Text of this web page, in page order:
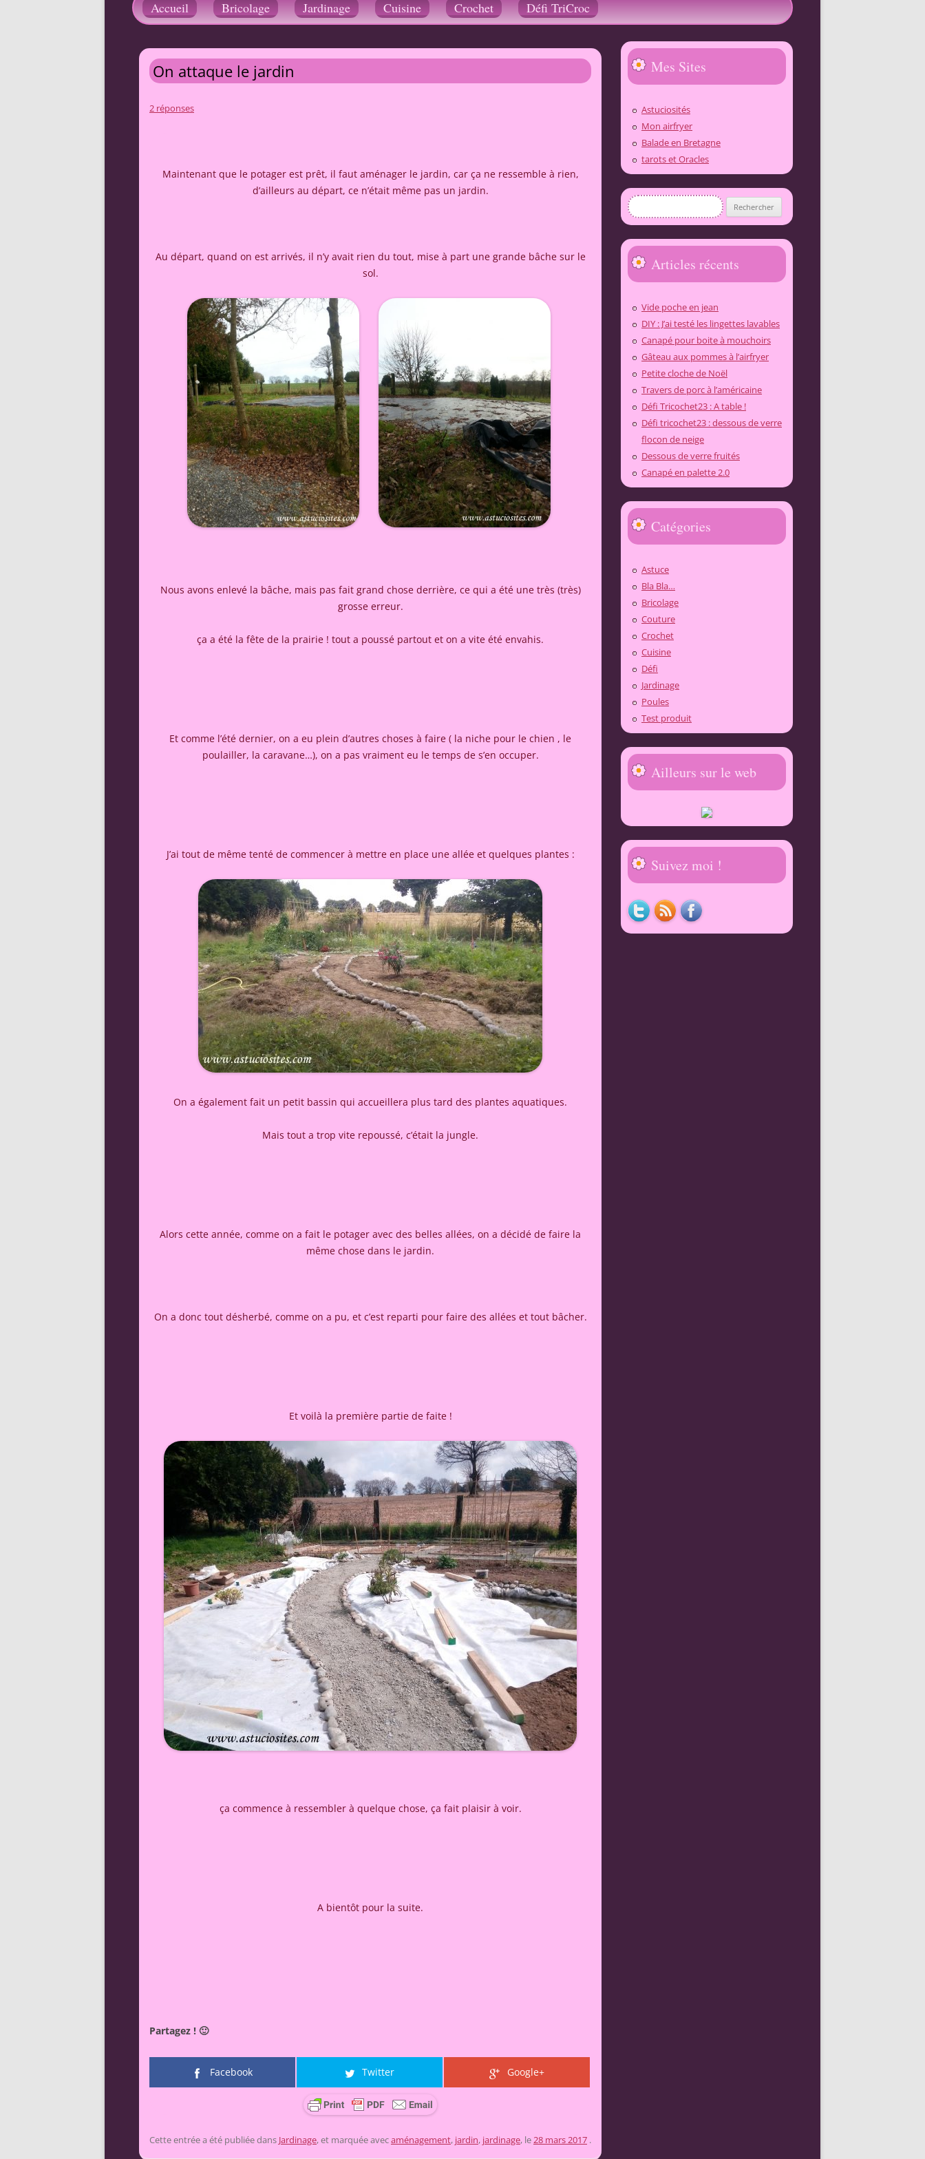
au
contenu
Accueil Bricolage Jardinage Cuisine Crochet Défi TriCroc
On attaque le jardin
2 réponses
Maintenant que le potager est prêt, il faut aménager le jardin, car ça ne ressemble à rien,
d’ailleurs au départ, ce n’était même pas un jardin.
Au départ, quand on est arrivés, il n’y avait rien du tout, mise à part une grande bâche sur le
sol.
Nous avons enlevé la bâche, mais pas fait grand chose derrière, ce qui a été une très (très)
grosse erreur.
ça a été la fête de la prairie ! tout a poussé partout et on a vite été envahis.
Et comme l’été dernier, on a eu plein d’autres choses à faire ( la niche pour le chien , le
poulailler, la caravane…), on a pas vraiment eu le temps de s’en occuper.
J’ai tout de même tenté de commencer à mettre en place une allée et quelques plantes :
On a également fait un petit bassin qui accueillera plus tard des plantes aquatiques.
Mais tout a trop vite repoussé, c’était la jungle.
Alors cette année, comme on a fait le potager avec des belles allées, on a décidé de faire la
même chose dans le jardin.
On a donc tout désherbé, comme on a pu, et c’est reparti pour faire des allées et tout bâcher.
Et voilà la première partie de faite !
ça commence à ressembler à quelque chose, ça fait plaisir à voir.
A bientôt pour la suite.
Partagez ! 🙂
Facebook Twitter Google+
Cette entrée a été publiée dans Jardinage, et marquée avecaménagement, jardin, jardinage, le28 mars 2017 .
Mes Sites
Astuciosités
Mon airfryer
Balade en Bretagne
tarots et Oracles
Rechercher :
Articles récents
Vide poche en jean
DIY : J’ai testé les lingettes lavables
Canapé pour boite à mouchoirs
Gâteau aux pommes à l’airfryer
Petite cloche de Noël
Travers de porc à l’américaine
Défi Tricochet23 : A table !
Défi tricochet23 : dessous de verre
flocon de neige
Dessous de verre fruités
Canapé en palette 2.0
Catégories
Astuce
Bla Bla…
Bricolage
Couture
Crochet
Cuisine
Défi
Jardinage
Poules
Test produit
Ailleurs sur le web
Suivez moi !